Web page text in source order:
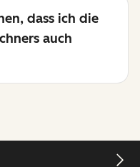
dass ich die
auch